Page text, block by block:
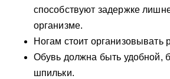
способствуют задержке
организме.
Ногам стоит организовывать
Обувь должна быть удобной,
шпильки.